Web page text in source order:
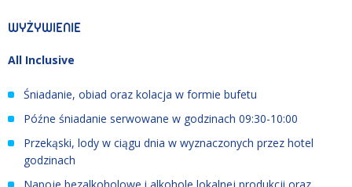
WYŻYWIENIE
All Inclusive
Śniadanie, obiad oraz kolacja w formie bufetu
Późne śniadanie serwowane w godzinach 09:30-10:00
Przekąski, lody w ciągu dnia w wyznaczonych przez hotel
godzinach